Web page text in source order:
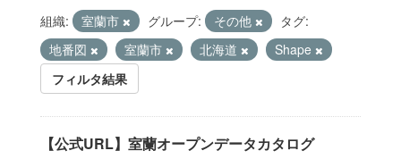
組織: 室蘭市 グループ: その他
タグ:
地番図
室蘭市 北海道
Shape
フィルタ結果
【公式URL】室蘭オープンデータカタログ